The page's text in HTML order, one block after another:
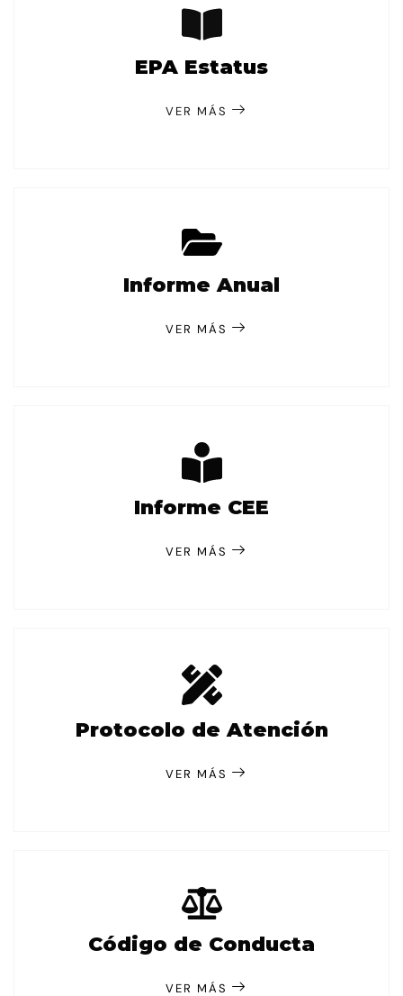
EPA Estatus
VER MÁS
Informe Anual
VER MÁS
Informe CEE
VER MÁS
Protocolo de Atención
VER MÁS
Código de Conducta
VER MÁS